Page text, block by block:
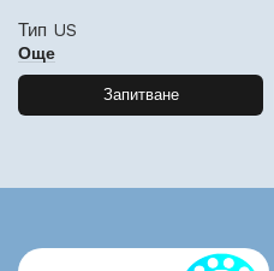
Тип US
Още
Запитване